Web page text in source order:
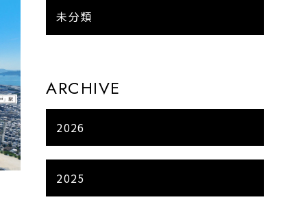
未分類
ARCHIVE
2026
2025